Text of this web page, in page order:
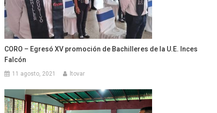
CORO – Egresó XV promoción de Bachilleres de la U.E. Inces
Falcón
11 agosto, 2021 ltovar